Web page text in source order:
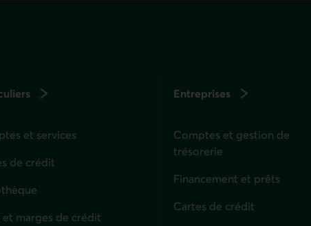
et services
de crédit
et marges de crédit
Entreprises
Comptes et gestion de
trésorerie
Financement et prêts
Cartes de crédit